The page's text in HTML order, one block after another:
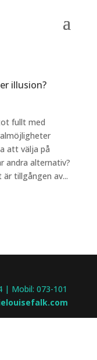
illusion?
fullt med
att välja på
andra alternativ?
tillgången av...
| Mobil: 073-101